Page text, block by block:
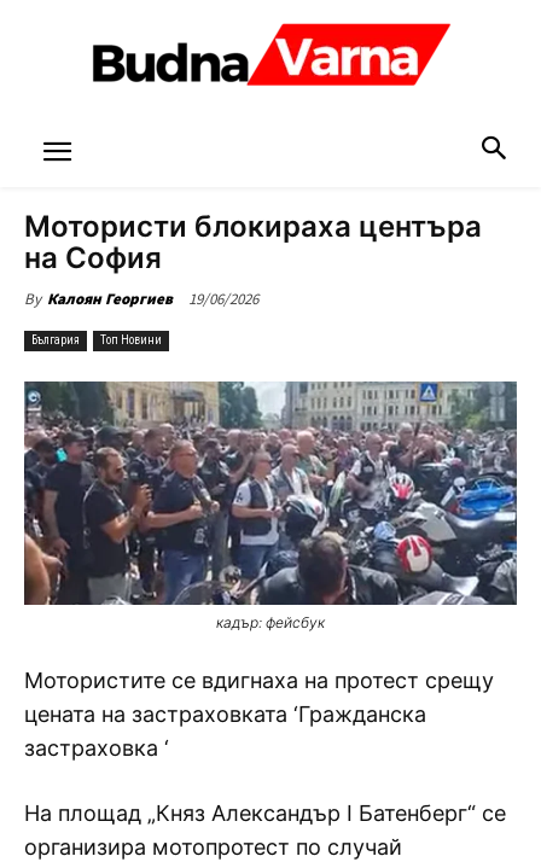
Мотористи блокираха центъра
на София
By Калоян Георгиев 19/06/2026
България Топ Новини
кадър: фейсбук
Мотористите се вдигнаха на протест срещу
цената на застраховката ‘Гражданска
застраховка ‘
На площад „Княз Александър I Батенберг“ се
организира мотопротест по случай